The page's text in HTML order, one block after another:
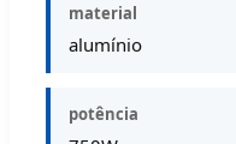
material
alumínio
potência